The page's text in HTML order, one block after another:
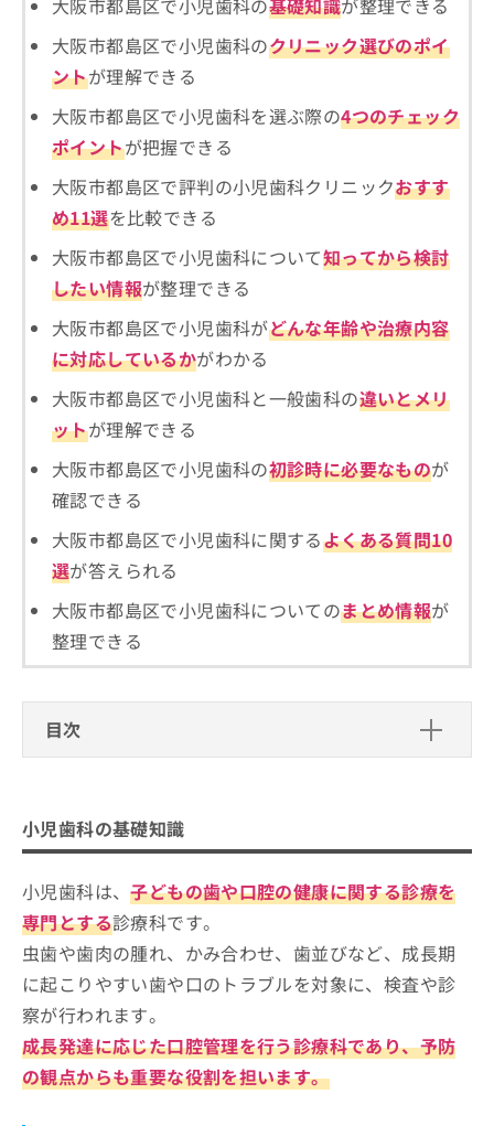
大阪市都島区で小児歯科の基礎知識が整理できる
大阪市都島区で小児歯科のクリニック選びのポイ
ントが理解できる
大阪市都島区で小児歯科を選ぶ際の4つのチェック
ポイントが把握できる
大阪市都島区で評判の小児歯科クリニックおすす
め11選を比較できる
大阪市都島区で小児歯科について知ってから検討
したい情報が整理できる
大阪市都島区で小児歯科がどんな年齢や治療内容
に対応しているかがわかる
大阪市都島区で小児歯科と一般歯科の違いとメリ
ットが理解できる
大阪市都島区で小児歯科の初診時に必要なものが
確認できる
大阪市都島区で小児歯科に関するよくある質問10
選が答えられる
大阪市都島区で小児歯科についてのまとめ情報が
整理できる
目次
小児歯科の受診を検討すべき症状や目安
小児歯科のクリニックはどうやって選べばい
い？
小児歯科を選ぶ際にチェックする4つの
ポイント
小児歯科を受診する目安って？受診すべきサイン
や役に立つ知識を解説！
大阪市で評判の小児歯科クリニック お
すすめ11選
境川おとな・こども歯科 矯正歯科
フレンド小児歯科
小児歯科ふじわら歯科
小児歯科の基礎知識
小児歯科は、子どもの歯や口腔の健康に関する診療を
専門とする診療科です。
虫歯や歯肉の腫れ、かみ合わせ、歯並びなど、成長期
に起こりやすい歯や口のトラブルを対象に、検査や診
察が行われます。
成長発達に応じた口腔管理を行う診療科であり、予防
の観点からも重要な役割を担います。
情
修
の
い
せ
ち
報
の
こ